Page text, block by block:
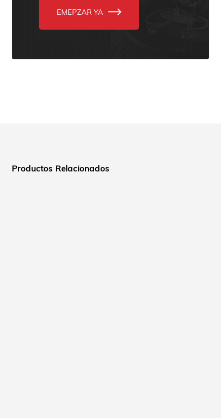
EMEPZAR YA
Productos Relacionados